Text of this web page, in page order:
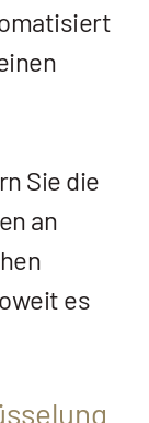
Sie die
an
es